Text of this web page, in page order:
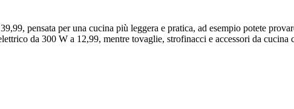
pensata per una cucina più leggera e pratica, ad esempio potete
da 300 W a 12,99, mentre tovaglie, strofinacci e accessori da cucina